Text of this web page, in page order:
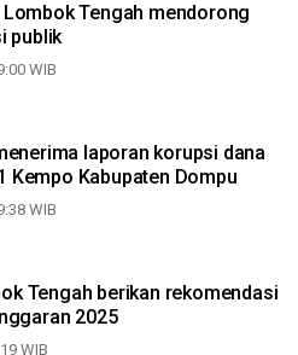
Tengah mendorong
publik
WIB
laporan korupsi dana
Kempo Kabupaten Dompu
WIB
Tengah berikan rekomendasi
2025
WIB